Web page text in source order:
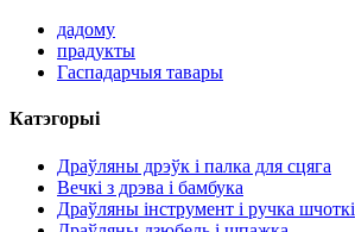
дадому
прадукты
Гаспадарчыя тавары
Катэгорыі
Драўляны дрэўк і палка для сцяга
Вечкі з дрэва і бамбука
Драўляны інструмент і ручка шчоткі